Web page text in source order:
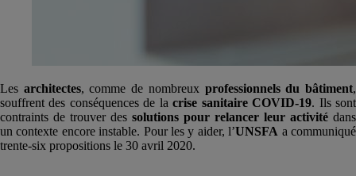
Les architectes, comme de nombreux professionnels du bâtiment,
souffrent des conséquences de lacrise sanitaire COVID-19. Ils sont
contraints de trouver des solutions pour relancer leur activité dans
un contexte encore instable. Pour les y aider, l’UNSFA a communiqué
trente-six propositions le 30 avril 2020.